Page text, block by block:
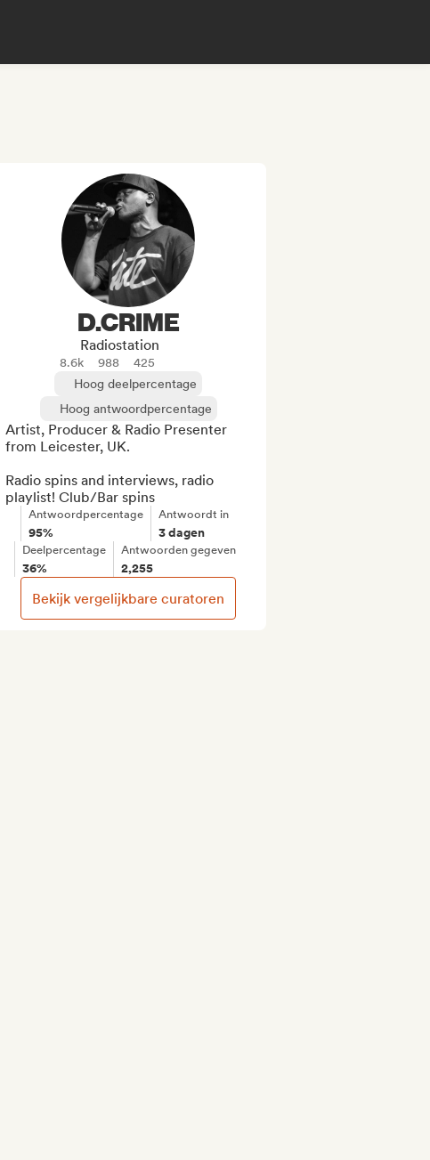
D.CRIME
Radiostation
8.6k 988
425
Hoog deelpercentage
Hoog antwoordpercentage
Artist, Producer & Radio Presenter
from Leicester, UK.
Radio spins and interviews, radio
playlist! Club/Bar spins
Antwoordpercentage
95%
Antwoordt in
3 dagen
Deelpercentage
36%
Antwoorden gegeven
2,255
Bekijk vergelijkbare curatoren